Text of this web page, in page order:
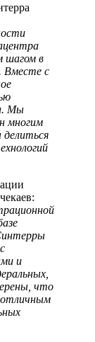
шагом в
Вместе с
Мы
многим
делиться
и
что